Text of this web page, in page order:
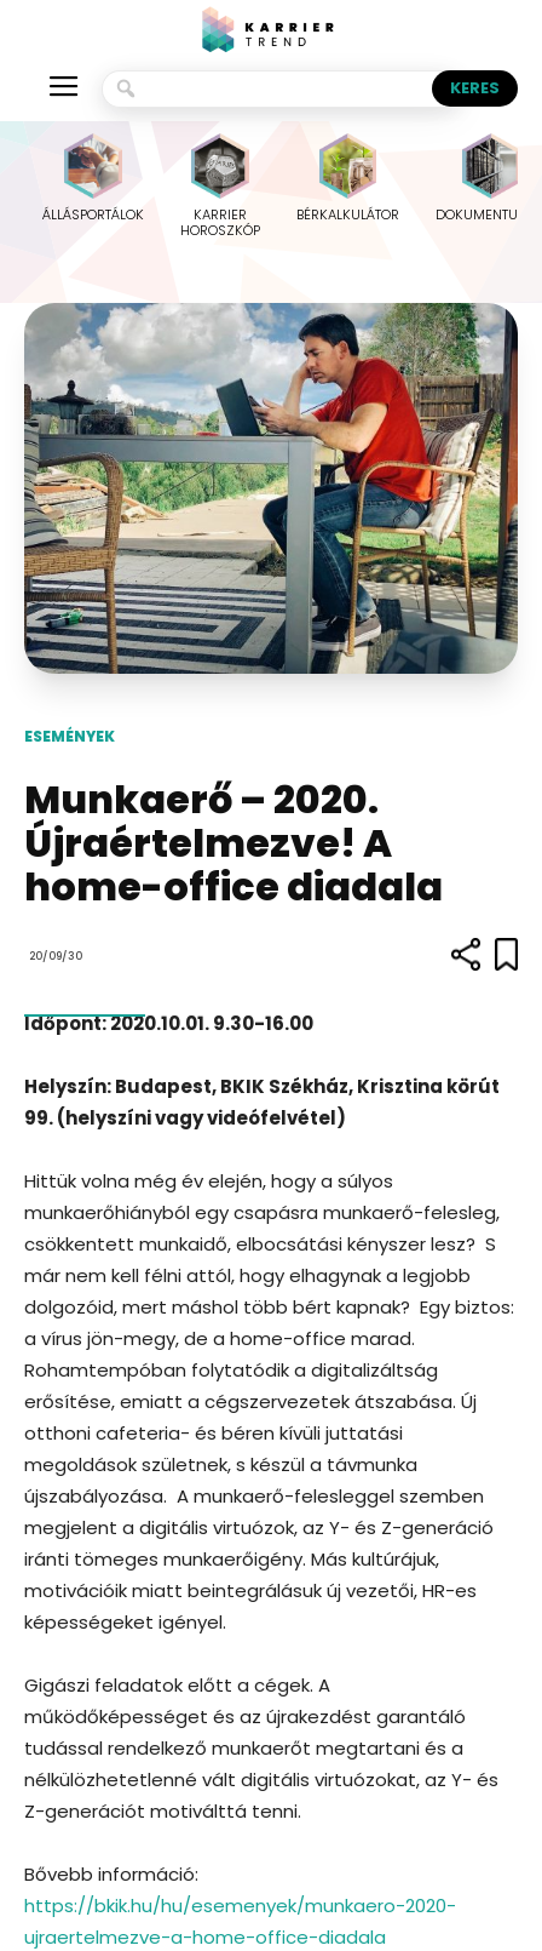
ÁLLÁSPORTÁLOK
KARRIER
HOROSZKÓP
BÉRKALKULÁTOR
ESEMÉNYEK
Munkaerő – 2020.
Újraértelmezve! A
home-office diadala
20/09/30
Időpont: 2020.10.01. 9.30-16.00
Helyszín: Budapest, BKIK Székház, Krisztina körút
99. (helyszíni vagy videófelvétel)
Hittük volna még év elején, hogy a súlyos
munkaerőhiányból egy csapásra munkaerő-felesleg,
csökkentett munkaidő, elbocsátási kényszer lesz? S
már nem kell félni attól, hogy elhagynak a legjobb
dolgozóid, mert máshol több bért kapnak? Egy biztos:
a vírus jön-megy, de a home-office marad.
Rohamtempóban folytatódik a digitalizáltság
erősítése, emiatt a cégszervezetek átszabása. Új
otthoni cafeteria- és béren kívüli juttatási
megoldások születnek, s készül a távmunka
újszabályozása. A munkaerő-felesleggel szemben
megjelent a digitális virtuózok, az Y- és Z-generáció
iránti tömeges munkaerőigény. Más kultúrájuk,
motivációik miatt beintegrálásuk új vezetői, HR-es
képességeket igényel.
Gigászi feladatok előtt a cégek. A
működőképességet és az újrakezdést garantáló
tudással rendelkező munkaerőt megtartani és a
nélkülözhetetlenné vált digitális virtuózokat, az Y- és
Z-generációt motiválttá tenni.
Bővebb információ:
https://bkik.hu/hu/esemenyek/munkaero-2020-
ujraertelmezve-a-home-office-diadala